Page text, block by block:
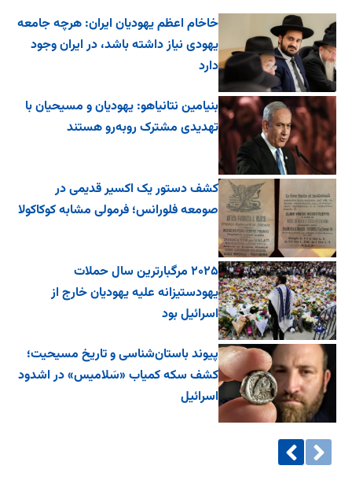
خاخام اعظم یهودیان ایران: هرچه جامعه
یهودی نیاز داشته باشد، در ایران وجود
دارد
بنیامین نتانیاهو: یهودیان و مسیحیان با
تهدیدی مشترک روبه‌رو هستند
کشف دستور یک اکسیر قدیمی در
صومعه فلورانس؛ فرمولی مشابه کوکاکولا
۲۰۲۵ مرگبارترین سال حملات
یهودستیزانه علیه یهودیان خارج از
اسرائیل بود
پیوند باستان‌شناسی و تاریخ مسیحیت؛
کشف سکه کمیاب «سَلامیس» در اشدود
اسرائیل